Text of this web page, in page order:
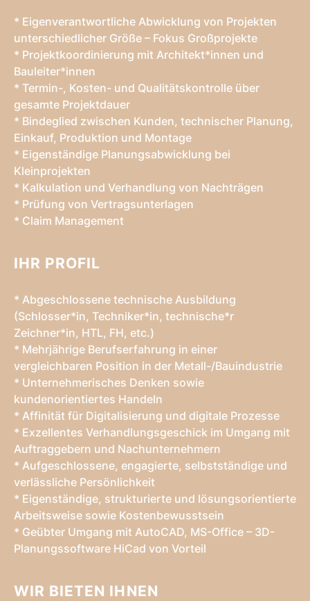
* Eigenverantwortliche Abwicklung von Projekten
unterschiedlicher Größe – Fokus Großprojekte
* Projektkoordinierung mit Architekt*innen und
Bauleiter*innen
* Termin-, Kosten- und Qualitätskontrolle über
gesamte Projektdauer
* Bindeglied zwischen Kunden, technischer Planung,
Einkauf, Produktion und Montage
* Eigenständige Planungsabwicklung bei
Kleinprojekten
* Kalkulation und Verhandlung von Nachträgen
* Prüfung von Vertragsunterlagen
* Claim Management
IHR PROFIL
* Abgeschlossene technische Ausbildung
(Schlosser*in, Techniker*in, technische*r
Zeichner*in, HTL, FH, etc.)
* Mehrjährige Berufserfahrung in einer
vergleichbaren Position in der Metall-/Bauindustrie
* Unternehmerisches Denken sowie
kundenorientiertes Handeln
* Affinität für Digitalisierung und digitale Prozesse
* Exzellentes Verhandlungsgeschick im Umgang mit
Auftraggebern und Nachunternehmern
* Aufgeschlossene, engagierte, selbstständige und
verlässliche Persönlichkeit
* Eigenständige, strukturierte und lösungsorientierte
Arbeitsweise sowie Kostenbewusstsein
* Geübter Umgang mit AutoCAD, MS-Office – 3D-
Planungssoftware HiCad von Vorteil
WIR BIETEN IHNEN